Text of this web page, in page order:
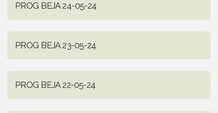
PROG BEJA 24-05-24
PROG BEJA 23-05-24
PROG BEJA 22-05-24